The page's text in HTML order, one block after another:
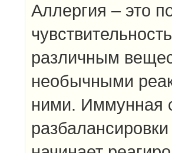
Аллергия – это
различным
необычными
ними. Иммунная